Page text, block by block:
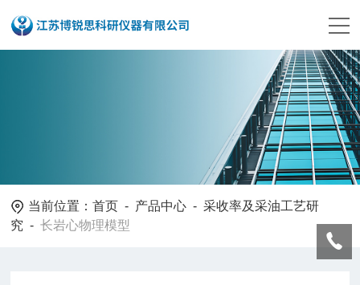
当前位置：首页 - 产品中心 -采收率及采油工艺研
究 -长岩心物理模型